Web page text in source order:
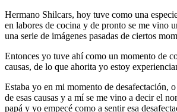
Hermano Shilcars, hoy tuve como una
en labores de cocina y de pronto se me vino
una serie de imágenes pasadas de ciertos
Entonces yo tuve ahí como un momento de
causas, de lo que ahorita yo estoy
Estaba yo en mi momento de desafectación,
de esas causas y a mí se me vino a decir el
papá y yo empecé como a sentir esa